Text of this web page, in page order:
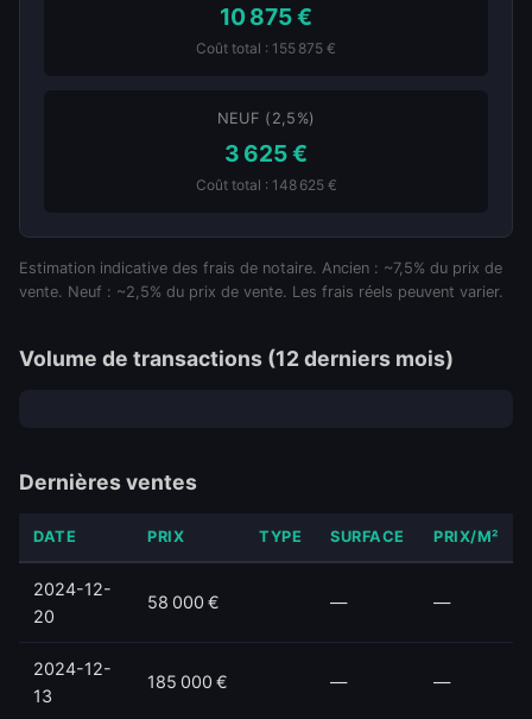
10 875 €
Coût total : 155 875 €
NEUF (2,5%)
3 625 €
Coût total : 148 625 €
Estimation indicative des frais de notaire. Ancien : ~7,5% du prix de
vente. Neuf : ~2,5% du prix de vente. Les frais réels peuvent varier.
Volume de transactions (12 derniers mois)
Dernières ventes
DATE PRIX TYPE SURFACE PRIX/M²
2024-12-
20
58 000 € — —
2024-12-
13
185 000 € — —